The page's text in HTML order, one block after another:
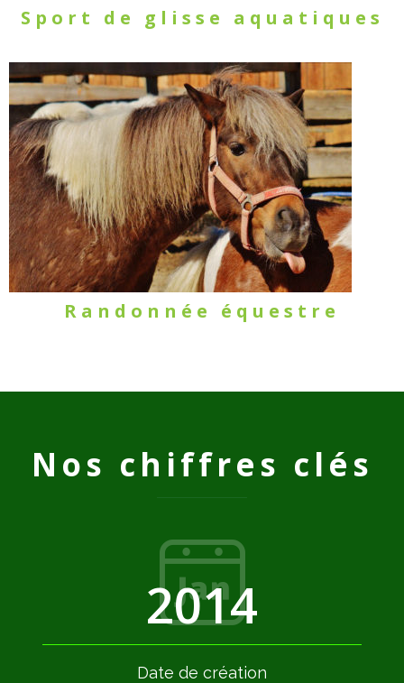
Sport de glisse aquatiques
Randonnée équestre
Nos chiffres clés
2014
Date de création